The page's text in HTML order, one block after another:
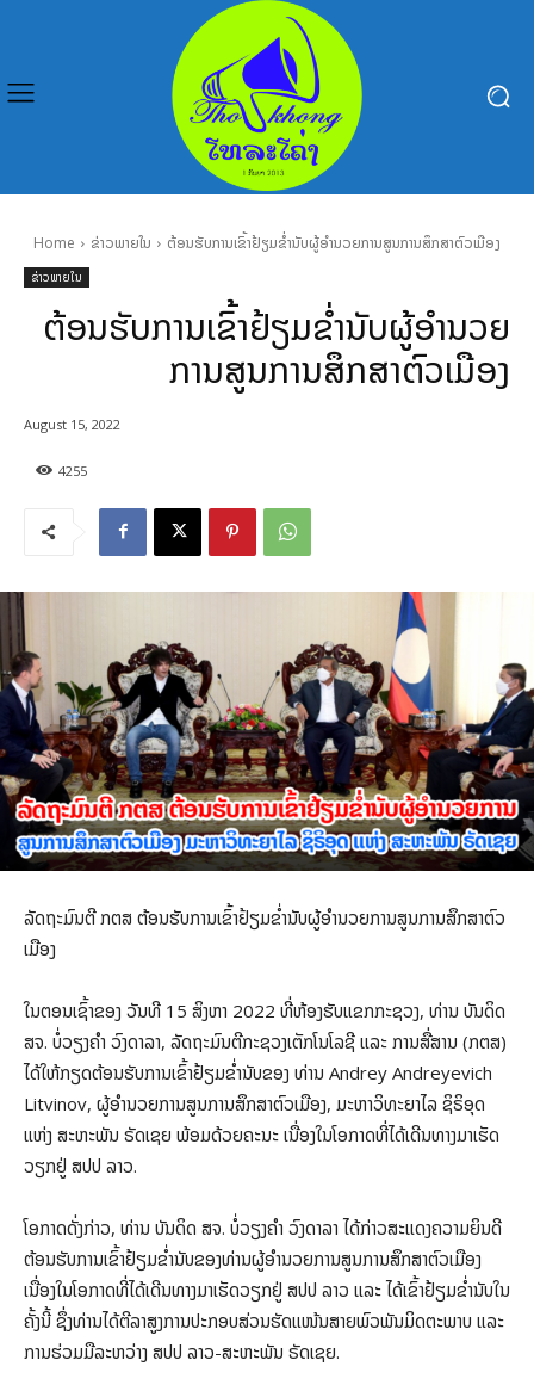
Home ຂ່າວພາຍໃນ ຕ້ອນຮັບການເຂົ້າຢ້ຽມຂ່ຳນັບຜູ້ອໍານວຍການສູນການສຶກສາຕົວເມືອງ
ຂ່າວພາຍໃນ
ຕ້ອນຮັບການເຂົ້າຢ້ຽມຂ່ຳນັບຜູ້ອໍານວຍ
ການສູນການສຶກສາຕົວເມືອງ
4255
August 15, 2022
ລັດຖະມົນຕີ ກຕສ ຕ້ອນຮັບການເຂົ້າຢ້ຽມຂ່ຳນັບຜູ້ອໍານວຍການສູນການສຶກສາຕົວ
ເມືອງ
ໃນຕອນເຊົ້າຂອງ ວັນທີ 15 ສິງຫາ 2022 ທີ່ຫ້ອງຮັບແຂກກະຊວງ, ທ່ານ ບັນດິດ
ສຈ. ບໍ່ວຽງຄຳ ວົງດາລາ, ລັດຖະມົນຕີກະຊວງເຕັກໂນໂລຊີ ແລະ ການສື່ສານ (ກຕສ)
ໄດ້ໃຫ້ກຽດຕ້ອນຮັບການເຂົ້າຢ້ຽມຂໍ່ານັບຂອງ ທ່ານ Andrey Andreyevich
Litvinov, ຜູ້ອໍານວຍການສູນການສຶກສາຕົວເມືອງ, ມະຫາວິທະຍາໄລ ຊິຣິອຸດ
ແຫ່ງ ສະຫະພັນ ຣັດເຊຍ ພ້ອມດ້ວຍຄະນະ ເນື່ອງໃນໂອກາດທີ່ໄດ້ເດີນທາງມາເຮັດ
ວຽກຢູ່ ສປປ ລາວ.
ໂອກາດດັ່ງກ່າວ, ທ່ານ ບັນດິດ ສຈ. ບໍ່ວຽງຄຳ ວົງດາລາ ໄດ້ກ່າວສະແດງຄວາມຍິນດີ
ຕ້ອນຮັບການເຂົ້າຢ້ຽມຂໍ່ານັບຂອງທ່ານຜູ້ອໍານວຍການສູນການສຶກສາຕົວເມືອງ
ເນື່ອງໃນໂອກາດທີ່ໄດ້ເດີນທາງມາເຮັດວຽກຢູ່ ສປປ ລາວ ແລະ ໄດ້ເຂົ້າຢ້ຽມຂ່ຳນັບໃນ
ຄັ້ງນີ້ ຊຶ່ງທ່ານໄດ້ຕີລາສູງການປະກອບສ່ວນຮັດແໜ້ນສາຍພົວພັນມິດຕະພາບ ແລະ
ການຮ່ວມມືລະຫວ່າງ ສປປ ລາວ-ສະຫະພັນ ຣັດເຊຍ.